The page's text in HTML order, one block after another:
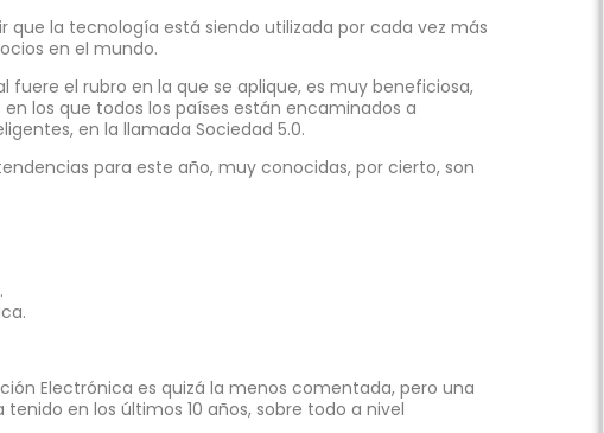
que la tecnología está siendo utilizada por cada vez más
en el mundo.
fuere el rubro en la que se aplique, es muy beneficiosa,
los que todos los países están encaminados a
en la llamada Sociedad 5.0.
para este año, muy conocidas, por cierto, son
Electrónica es quizá la menos comentada, pero una
en los últimos 10 años, sobre todo a nivel